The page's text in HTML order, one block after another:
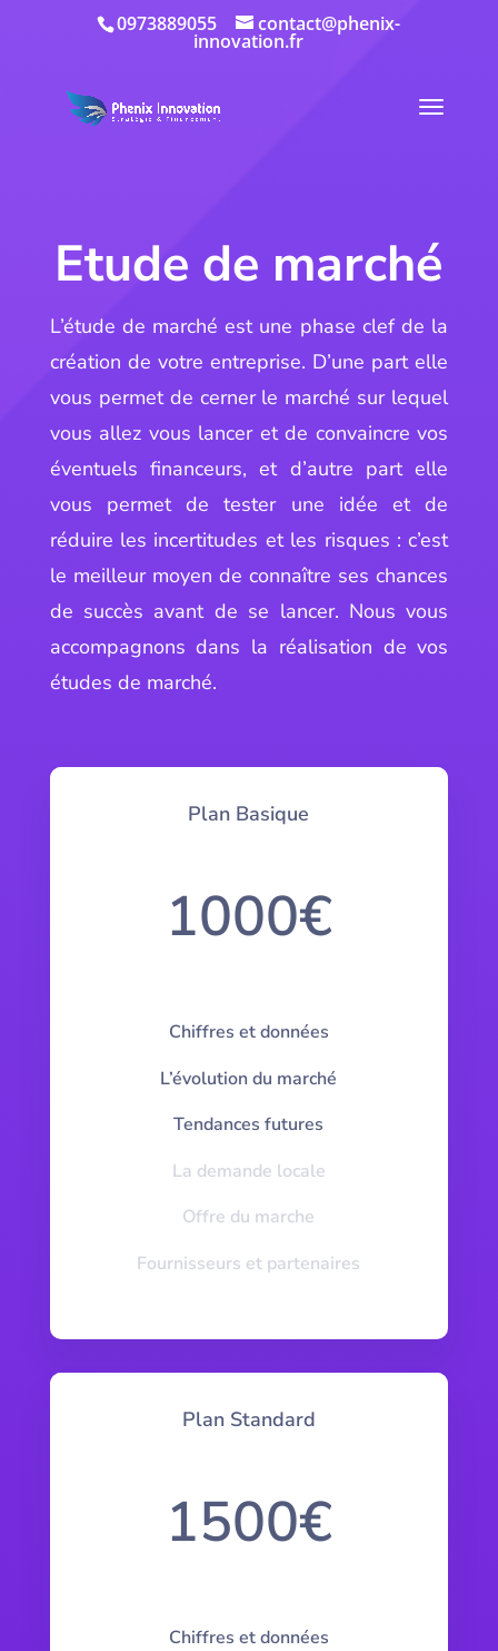
0973889055 contact@phenix-
innovation.fr
Etude de marché
L’étude de marché est une phase clef de la
création de votre entreprise. D’une part elle
vous permet de cerner le marché sur lequel
vous allez vous lancer et de convaincre vos
éventuels financeurs, et d’autre part elle
vous permet de tester une idée et de
réduire les incertitudes et les risques : c’est
le meilleur moyen de connaître ses chances
de succès avant de se lancer. Nous vous
accompagnons dans la réalisation de vos
études de marché.
Plan Basique
1000€
Chiffres et données
L’évolution du marché
Tendances futures
La demande locale
Offre du marche
Fournisseurs et partenaires
Plan Standard
1500€
Chiffres et données